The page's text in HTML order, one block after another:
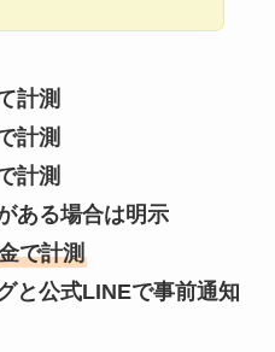
計測
計測
計測
ある場合は明示
で計測
と公式LINEで事前通知